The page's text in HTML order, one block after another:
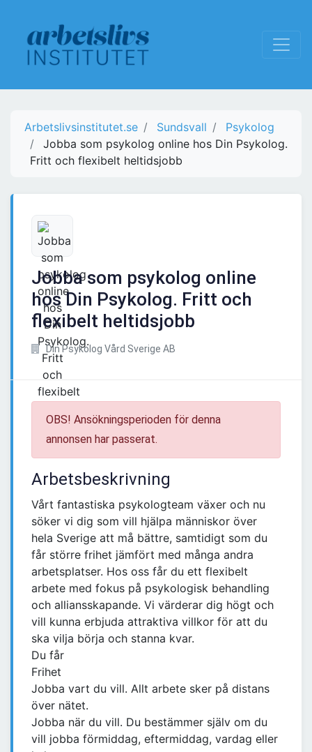
Arbetslivsinstitutet.se Sundsvall
Psykolog
Jobba som psykolog online hos Din Psykolog.
Fritt och flexibelt heltidsjobb
Jobba som psykolog online
hos Din Psykolog. Fritt och
flexibelt heltidsjobb
Din Psykolog Vård Sverige AB
OBS! Ansökningsperioden för denna
annonsen har passerat.
Arbetsbeskrivning
Vårt fantastiska psykologteam växer och nu
söker vi dig som vill hjälpa människor över
hela Sverige att må bättre, samtidigt som du
får större frihet jämfört med många andra
arbetsplatser. Hos oss får du ett flexibelt
arbete med fokus på psykologisk behandling
och alliansskapande. Vi värderar dig högt och
vill kunna erbjuda attraktiva villkor för att du
ska vilja börja och stanna kvar.
Du får
Frihet
Jobba vart du vill. Allt arbete sker på distans
över nätet.
Jobba när du vill. Du bestämmer själv om du
vill jobba förmiddag, eftermiddag, vardag eller